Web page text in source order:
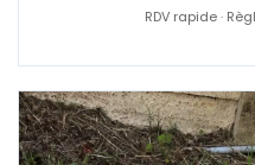
RDV rapide ·